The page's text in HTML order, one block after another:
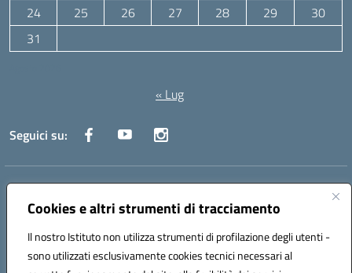
Cookies e altri strumenti di tracciamento
Il nostro Istituto non utilizza strumenti di profilazione degli utenti -
sono utilizzati esclusivamente cookies tecnici necessari al
24
25 26 27 28 29
30
31
« Lug
Seguici su:
Indirizzo:Via Canale 1, Ancona
Centralino:071 204723 Email:anpc010006@istruzione.it
Codice fiscale: 93020970427
Codice meccanografico:
ANPC010006